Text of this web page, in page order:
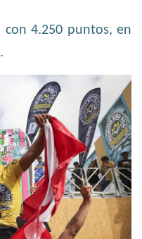
4.250 puntos, en